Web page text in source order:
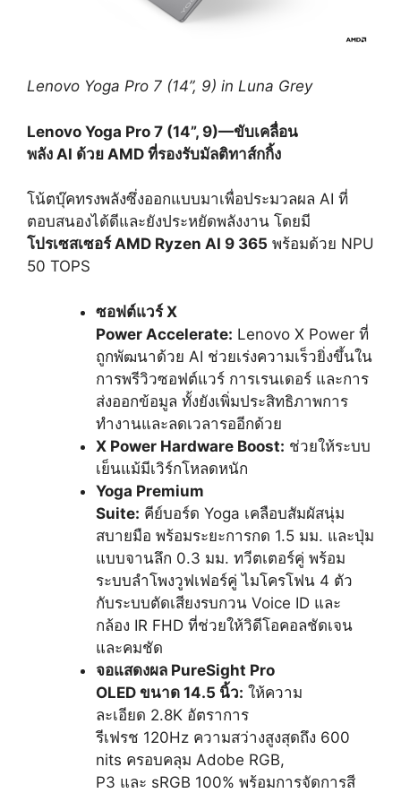
Lenovo Yoga Pro 7 (14”, 9) in Luna Grey
Lenovo Yoga Pro 7 (14”, 9)—ขับเคลื่อน
พลัง AI ด้วย AMD ที่รองรับมัลติทาส์กกิ้ง
โน้ตบุ๊คทรงพลังซึ่งออกแบบมาเพื่อประมวลผล AI ที่
ตอบสนองได้ดีและยังประหยัดพลังงาน โดยมี
โปรเซสเซอร์AMD Ryzen AI 9 365 พร้อมด้วย NPU
50 TOPS
ซอฟต์แวร์X
Power Accelerate: Lenovo X Power ที่
ถูกพัฒนาด้วย AI ช่วยเร่งความเร็วยิ่งขึ้นใน
การพรีวิวซอฟต์แวร์ การเรนเดอร์ และการ
ส่งออกข้อมูล ทั้งยังเพิ่มประสิทธิภาพการ
ทำงานและลดเวลารออีกด้วย
X Power Hardware Boost: ช่วยให้ระบบ
เย็นแม้มีเวิร์กโหลดหนัก
Yoga Premium
Suite: คีย์บอร์ด Yoga เคลือบสัมผัสนุ่ม
สบายมือ พร้อมระยะการกด 1.5 มม. และปุ่ม
แบบจานลึก 0.3 มม. ทวีตเตอร์คู่ พร้อม
ระบบลำโพงวูฟเฟอร์คู่ ไมโครโฟน 4 ตัว
กับระบบตัดเสียงรบกวน Voice ID และ
กล้อง IR FHD ที่ช่วยให้วิดีโอคอลชัดเจน
และคมชัด
จอแสดงผล PureSight Pro
OLED ขนาด 14.5 นิ้ว: ให้ความ
ละเอียด 2.8K อัตราการ
รีเฟรช 120Hz ความสว่างสูงสุดถึง 600
nits ครอบคลุม Adobe RGB,
P3 และ sRGB 100% พร้อมการจัดการสี